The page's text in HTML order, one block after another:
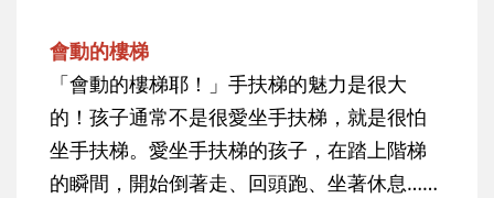
會動的樓梯
「會動的樓梯耶！」手扶梯的魅力是很大
的！孩子通常不是很愛坐手扶梯，就是很怕
坐手扶梯。愛坐手扶梯的孩子，在踏上階梯
的瞬間，開始倒著走、回頭跑、坐著休息……